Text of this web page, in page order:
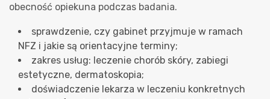
obecność opiekuna podczas badania.
sprawdzenie, czy gabinet przyjmuje w ramach
NFZ i jakie są orientacyjne terminy;
zakres usług: leczenie chorób skóry, zabiegi
estetyczne, dermatoskopia;
doświadczenie lekarza w leczeniu konkretnych